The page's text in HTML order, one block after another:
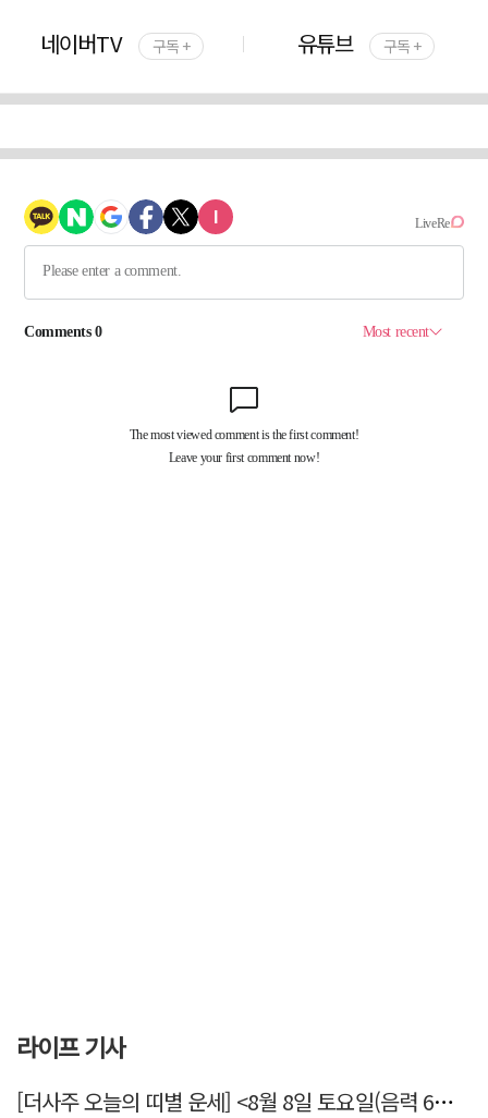
네이버TV 구독 + 유튜브 구독 +
라이프 기사
[더사주 오늘의 띠별 운세] <8월 8일 토요일(음력 6월26일)>